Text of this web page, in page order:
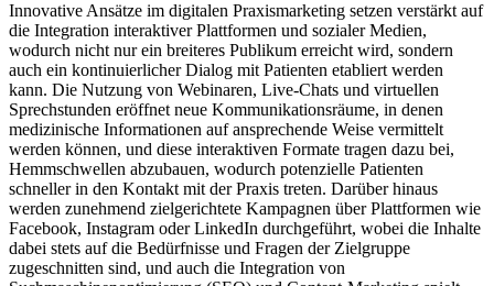
Innovative Ansätze im digitalen Praxismarketing setzen verstärkt auf
die Integration interaktiver Plattformen und sozialer Medien,
wodurch nicht nur ein breiteres Publikum erreicht wird, sondern
auch ein kontinuierlicher Dialog mit Patienten etabliert werden
kann. Die Nutzung von Webinaren, Live-Chats und virtuellen
Sprechstunden eröffnet neue Kommunikationsräume, in denen
medizinische Informationen auf ansprechende Weise vermittelt
werden können, und diese interaktiven Formate tragen dazu bei,
Hemmschwellen abzubauen, wodurch potenzielle Patienten
schneller in den Kontakt mit der Praxis treten. Darüber hinaus
werden zunehmend zielgerichtete Kampagnen über Plattformen wie
Facebook, Instagram oder LinkedIn durchgeführt, wobei die Inhalte
dabei stets auf die Bedürfnisse und Fragen der Zielgruppe
zugeschnitten sind, und auch die Integration von